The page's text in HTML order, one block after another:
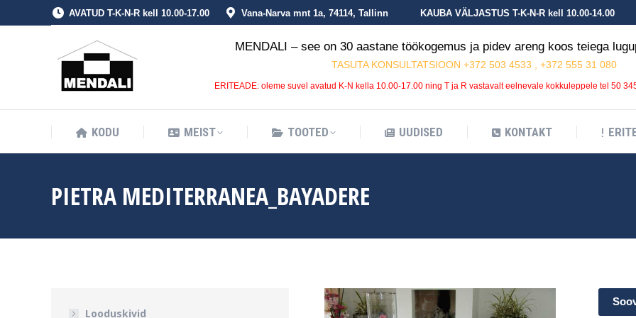
AVATUD T-K-N-R kell 10.00-17.00 Vana-Narva mnt 1a, 74114, Tallinn KAUBA VÄLJASTUS T-K-N-R kell 10.00-14.00
MENDALI – see on 30 aastane töökogemus ja pidev areng koos teiega
TASUTA KONSULTATSIOON +372 503 4533 , +372 555 31 080
ERITEADE: oleme suvel avatud K-N kella 10.00-17.00 ning T ja R vastavalt eelnevale kokkuleppele tel 50
KODU MEIST TOOTED UUDISED KONTAKT
PIETRA MEDITERRANEA_BAYADERE
Looduskivid
KODU MEIST TOOTED UUDISED KONTAKT